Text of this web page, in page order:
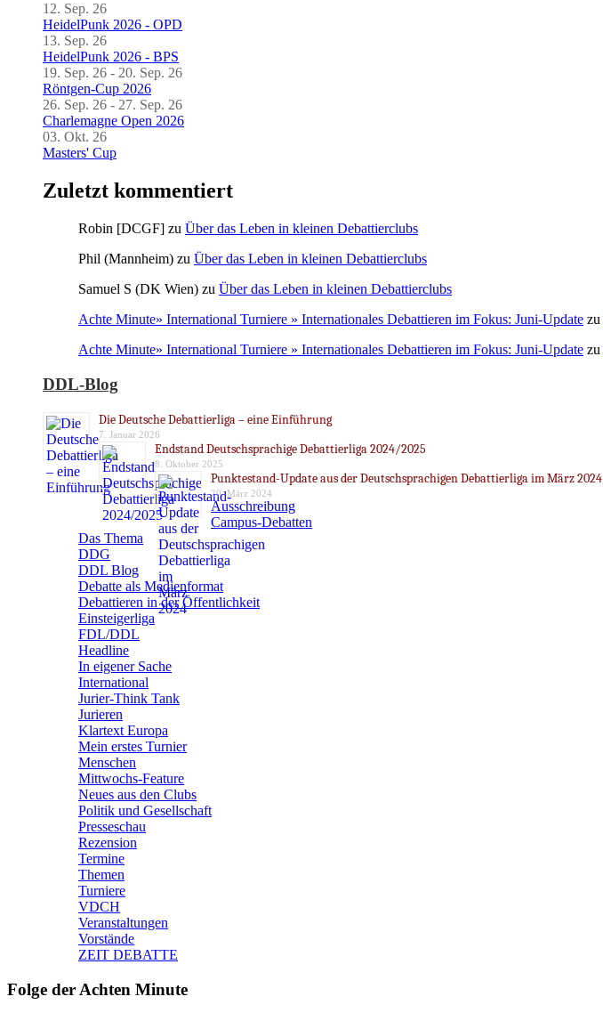
12. Sep. 26
HeidelPunk 2026 - OPD
13. Sep. 26
HeidelPunk 2026 - BPS
19. Sep. 26 - 20. Sep. 26
Röntgen-Cup 2026
26. Sep. 26 - 27. Sep. 26
Charlemagne Open 2026
03. Okt. 26
Masters' Cup
Zuletzt kommentiert
Robin [DCGF] zu Über das Leben in kleinen Debattierclubs
Phil (Mannheim) zu Über das Leben in kleinen Debattierclubs
Samuel S (DK Wien) zu Über das Leben in kleinen Debattierclubs
Achte Minute» International Turniere » Internationales Debattieren im Fokus: Juni-Update zu
Achte Minute» International Turniere » Internationales Debattieren im Fokus: Juni-Update zu
DDL-Blog
Die Deutsche Debattierliga – eine Einführung
7. Januar 2026
Endstand Deutschsprachige Debattierliga 2024/2025
8. Oktober 2025
Punktestand-Update aus der Deutschsprachigen Debattierliga im März 2024
20. März 2024
Ausschreibung
Campus-Debatten
Das Thema
DDG
DDL Blog
Debatte als Medienformat
Debattieren in der Öffentlichkeit
Einsteigerliga
FDL/DDL
Headline
In eigener Sache
International
Jurier-Think Tank
Jurieren
Klartext Europa
Mein erstes Turnier
Menschen
Mittwochs-Feature
Neues aus den Clubs
Politik und Gesellschaft
Presseschau
Rezension
Termine
Themen
Turniere
VDCH
Veranstaltungen
Vorstände
ZEIT DEBATTE
Folge der Achten Minute